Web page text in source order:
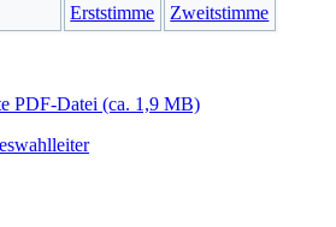
Erststimme Zweitstimme
PDF-Datei (ca. 1,9 MB)